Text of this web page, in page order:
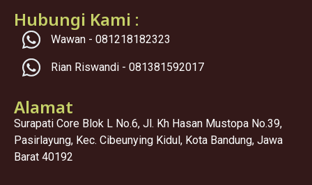
Hubungi Kami :
Wawan - 081218182323
Rian Riswandi - 081381592017
Alamat
Surapati Core Blok L No.6, Jl. Kh Hasan Mustopa No.39,
Pasirlayung, Kec. Cibeunying Kidul, Kota Bandung, Jawa
Barat 40192